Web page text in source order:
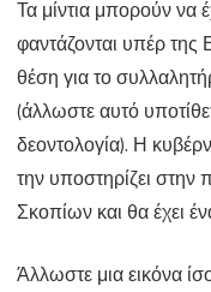
Τα μίντια μπορούν να
φαντάζονται υπέρ της
θέση για το
(άλλωστε αυτό
δεοντολογία). Η
την υποστηρίζει στην
Σκοπίων και θα έχει
Άλλωστε μια εικόνα